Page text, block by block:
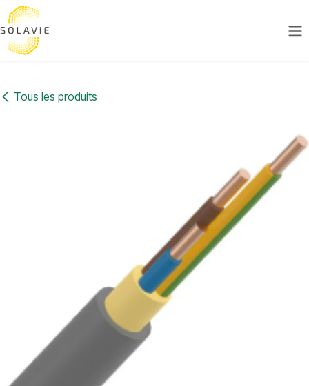
Se rendre au contenu
Tous les produits